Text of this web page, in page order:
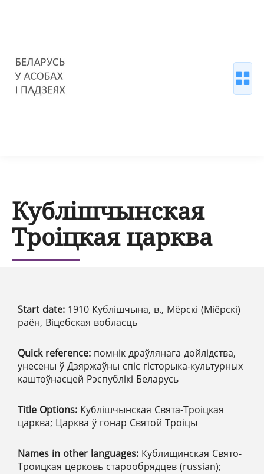
Кублішчынская
Троіцкая царква
Start date: 1910 Кублішчына, в., Мёрскі (Міёрскі)
раён, Віцебская вобласць
Quick reference: помнік драўлянага дойлідства,
унесены ў Дзяржаўны спіс гісторыка-культурных
каштоўнасцей Рэспублікі Беларусь
Title Options: Кублішчынская Свята-Троіцкая
царква; Царква ў гонар Святой Троіцы
Names in other languages: Кублищинская Свято-
Троицкая церковь старообрядцев (russian);